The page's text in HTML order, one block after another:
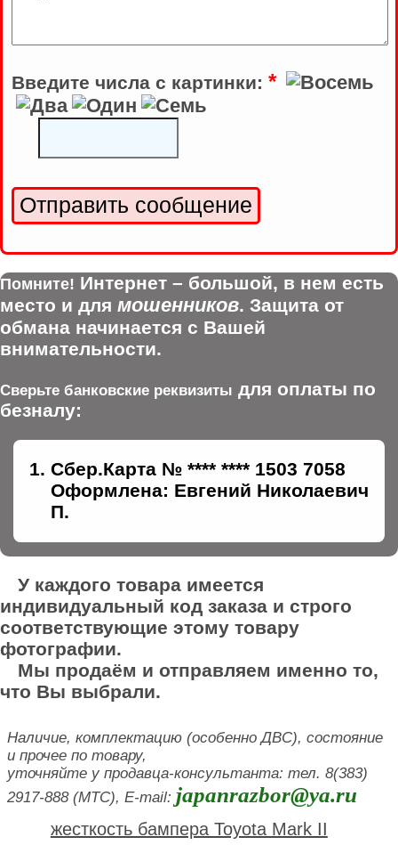
Введите числа с картинки: *
Помните! Интернет – большой, в нем есть
место и для мошенников. Защита от
обмана начинается с Вашей
внимательности.
Сверьте банковские реквизиты для оплаты по
безналу:
Сбер.Карта № **** **** 1503 7058
Оформлена: Евгений Николаевич
П.
У каждого товара имеется
индивидуальный код заказа и строго
соответствующие этому товару
фотографии.
Мы продаём и отправляем именно то,
что Вы выбрали.
Наличие, комплектацию (особенно ДВС), состояние
и прочее по товару,
уточняйте у продавца-консультанта: тел. 8(383)
2917-888 (МТС), E-mail: japanrazbor@ya.ru
жесткость бампера Toyota Mark II